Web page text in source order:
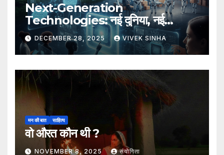
Next-Generation
Technologies: नई दुनिया, नई
संभावनाएँ, नया भविष्य
DECEMBER 28, 2025 VIVEK SINHA
मन की बात साहित्य
वो औरत कौन थी ?
NOVEMBER 8, 2025 संयोगिता